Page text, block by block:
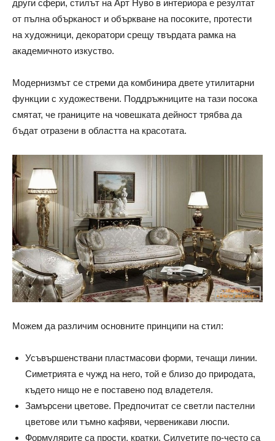
други сфери, стилът на Арт Нуво в интериора е резултат
от пълна обърканост и объркване на посоките, протести
на художници, декоратори срещу твърдата рамка на
академичното изкуство.
Модернизмът се стреми да комбинира двете утилитарни
функции с художествени. Поддръжниците на тази посока
смятат, че границите на човешката дейност трябва да
бъдат отразени в областта на красотата.
Можем да различим основните принципи на стил:
Усъвършенствани пластмасови форми, течащи линии.
Симетрията е чужд на него, той е близо до природата,
където нищо не е поставено под владетеля.
Замърсени цветове. Предпочитат се светли пастелни
цветове или тъмно кафяви, червеникави люспи.
Формулярите са прости, кратки. Силуетите по-често са